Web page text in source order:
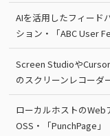
AIを活用したフィード
ション・「ABC User
Screen Studioや
のスクリーンレコーダ
ローカルホストのWeb
OSS・「PunchPage」